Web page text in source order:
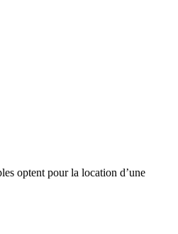
optent pour la location d’une